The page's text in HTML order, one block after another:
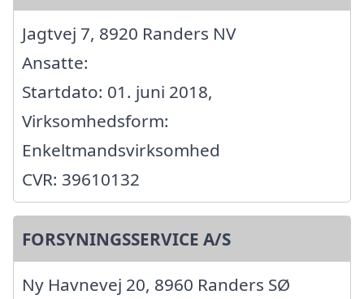
Jagtvej 7, 8920 Randers NV
Ansatte:
Startdato: 01. juni 2018,
Virksomhedsform:
Enkeltmandsvirksomhed
CVR: 39610132
FORSYNINGSSERVICE A/S
Ny Havnevej 20, 8960 Randers SØ